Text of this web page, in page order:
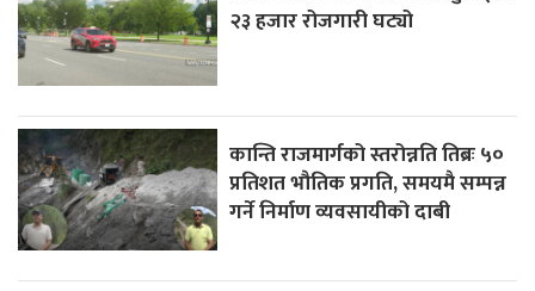
२३ हजार रोजगारी घट्यो
कान्ति राजमार्गको स्तरोन्नति तिब्रः ५०
प्रतिशत भौतिक प्रगति, समयमै सम्पन्न
गर्ने निर्माण व्यवसायीको दाबी